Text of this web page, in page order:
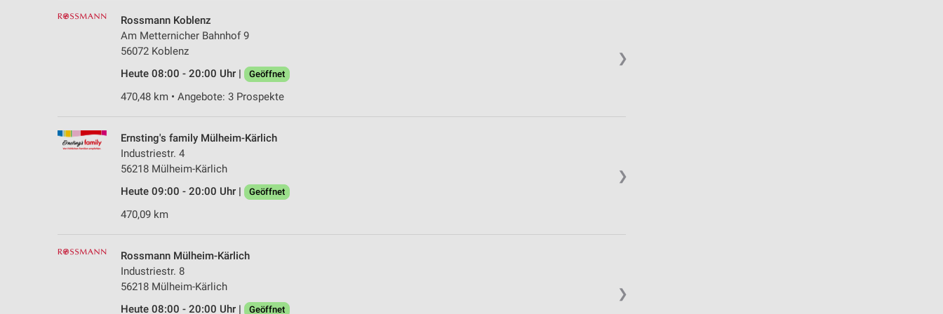
❯
Rossmann Koblenz
Am Metternicher Bahnhof 9
56072 Koblenz
Heute 08:00 - 20:00 Uhr |
Geöffnet
470,48 km • Angebote: 3 Prospekte
❯
Ernsting's family Mülheim-Kärlich
Industriestr. 4
56218 Mülheim-Kärlich
Heute 09:00 - 20:00 Uhr |
Geöffnet
470,09 km
❯
Rossmann Mülheim-Kärlich
Industriestr. 8
56218 Mülheim-Kärlich
Heute 08:00 - 20:00 Uhr |
Geöffnet